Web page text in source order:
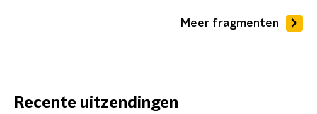
Meer fragmenten
Recente uitzendingen